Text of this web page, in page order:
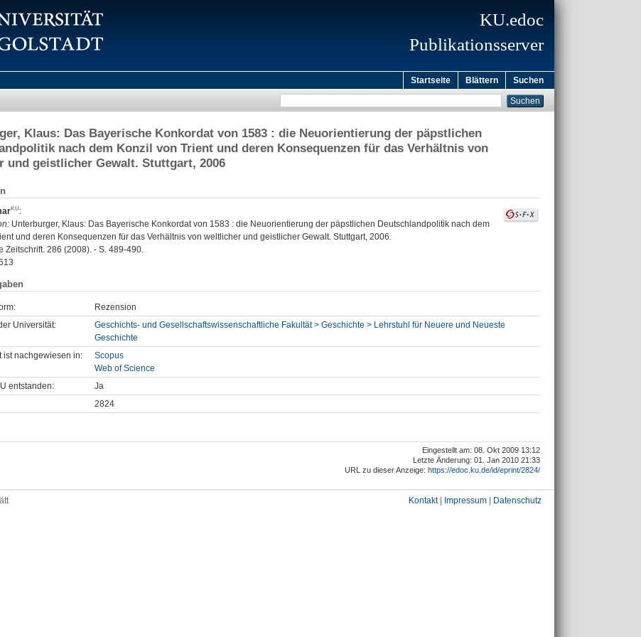
KU.edoc
Publikationsserver
Startseite Blättern Suchen
Klaus: Das Bayerische Konkordat von 1583 : die Neuorientierung der päpstlichen
nach dem Konzil von Trient und deren Konsequenzen für das Verhältnis von
und geistlicher Gewalt. Stuttgart, 2006
:
Unterburger, Klaus: Das Bayerische Konkordat von 1583 : die Neuorientierung der päpstlichen Deutschlandpolitik nach dem
und deren Konsequenzen für das Verhältnis von weltlicher und geistlicher Gewalt. Stuttgart, 2006.
Zeitschrift. 286 (2008). - S. 489-490.
Rezension
Universität:
Geschichts- und Gesellschaftswissenschaftliche Fakultät > Geschichte > Lehrstuhl für Neuere und Neueste
Geschichte
ist nachgewiesen in:
Scopus
Web of Science
entstanden:
Ja
2824
Eingestellt am: 08. Okt 2009 13:12
Letzte Änderung: 01. Jan 2010 21:33
URL zu dieser Anzeige: https://edoc.ku.de/id/eprint/2824/
Kontakt| Impressum Datenschutz